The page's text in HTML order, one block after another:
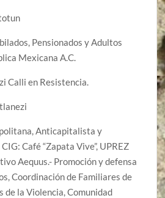
Pensionados y Adultos
Mexicana A.C.
Calli en Resistencia.
Anticapitalista y
Café “Zapata Vive”, UPREZ
Aequus.- Promoción y defensa
Coordinación de Familiares de
de la Violencia, Comunidad